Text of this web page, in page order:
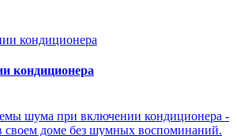
кондиционера
шума при включении кондиционера -
своем доме без шумных воспоминаний.